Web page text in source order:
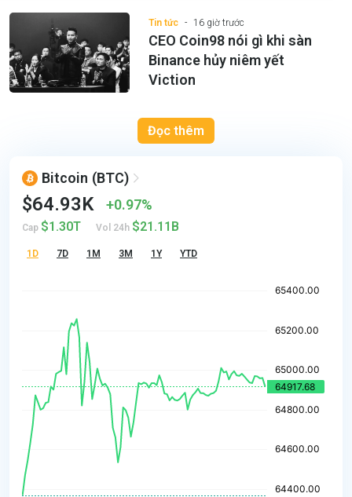
Tin tức 16 giờ trước
CEO Coin98 nói gì khi sàn
Binance hủy niêm yết
Viction
Đọc thêm
Bitcoin (BTC)
$64.93K 0.97%
Cap $1.30T Vol 24h $21.11B
1D 7D 1M 3M 1Y YTD